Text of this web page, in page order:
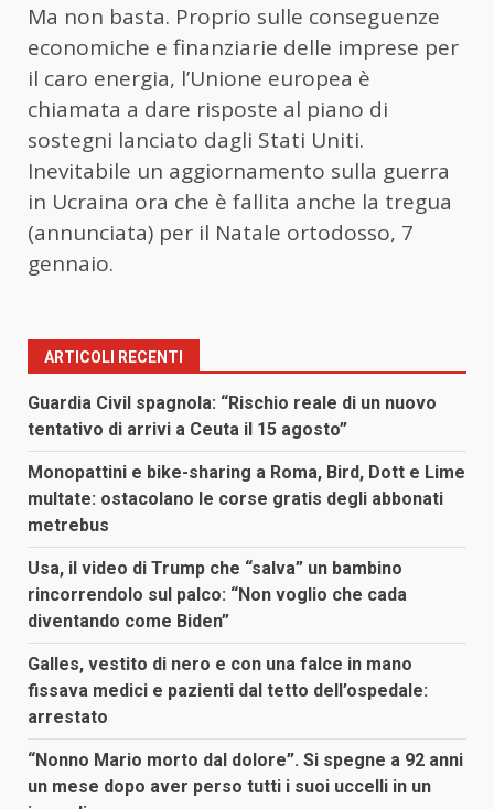
Ma non basta. Proprio sulle conseguenze
economiche e finanziarie delle imprese per
il caro energia, l’Unione europea è
chiamata a dare risposte al piano di
sostegni lanciato dagli Stati Uniti.
Inevitabile un aggiornamento sulla guerra
in Ucraina ora che è fallita anche la tregua
(annunciata) per il Natale ortodosso, 7
gennaio.
ARTICOLI RECENTI
Guardia Civil spagnola: “Rischio reale di un nuovo
tentativo di arrivi a Ceuta il 15 agosto”
Monopattini e bike-sharing a Roma, Bird, Dott e Lime
multate: ostacolano le corse gratis degli abbonati
metrebus
Usa, il video di Trump che “salva” un bambino
rincorrendolo sul palco: “Non voglio che cada
diventando come Biden”
Galles, vestito di nero e con una falce in mano
fissava medici e pazienti dal tetto dell’ospedale:
arrestato
“Nonno Mario morto dal dolore”. Si spegne a 92 anni
un mese dopo aver perso tutti i suoi uccelli in un